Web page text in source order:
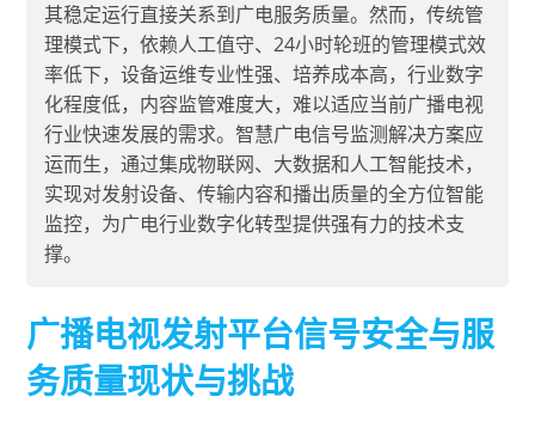
其稳定运行直接关系到广电服务质量。然而，传统管
理模式下，依赖人工值守、24小时轮班的管理模式效
率低下，设备运维专业性强、培养成本高，行业数字
化程度低，内容监管难度大，难以适应当前广播电视
行业快速发展的需求。智慧广电信号监测解决方案应
运而生，通过集成物联网、大数据和人工智能技术，
实现对发射设备、传输内容和播出质量的全方位智能
监控，为广电行业数字化转型提供强有力的技术支
撑。
广播电视发射平台信号安全与服
务质量现状与挑战